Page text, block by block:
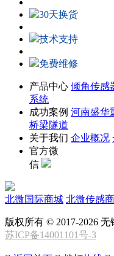
30天换货
技术支持
免费维修
产品中心 倾角传感
系统
成功案例 河南盛华
桥梁隧道
关于我们 企业概况
官方微
信
北微国际商城 北微传感
版权所有 © 2017-2026
苏ICP备14001101号-3